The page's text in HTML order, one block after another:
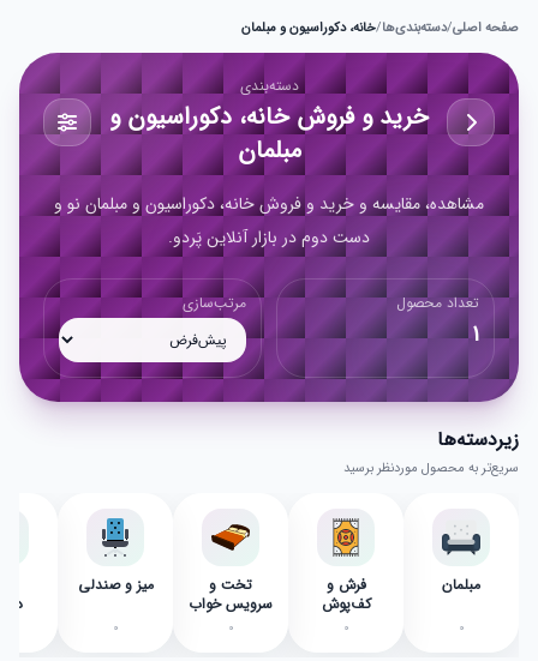
صفحه اصلی/دسته‌بندی‌ها/خانه، دکوراسیون و مبلمان
دسته‌بندی
خرید و فروش خانه، دکوراسیون و
مبلمان
مشاهده، مقایسه و خرید و فروش خانه، دکوراسیون و مبلمان نو و
دست دوم در بازار آنلاین پَردو.
تعداد محصول
1
مرتب‌سازی
زیر‌دسته‌ها
سریع‌تر به محصول موردنظر برسید
مبلمان
0
فرش و
کف‌پوش
0
تخت و
سرویس خواب
0
میز و صندلی
0